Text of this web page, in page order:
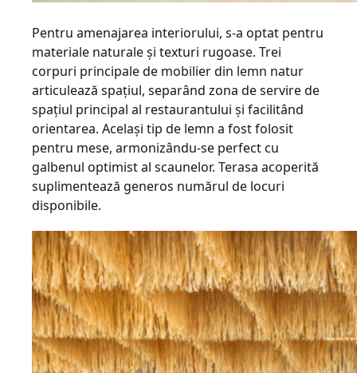
Pentru amenajarea interiorului, s-a optat pentru
materiale naturale și texturi rugoase. Trei
corpuri principale de mobilier din lemn natur
articulează spațiul, separând zona de servire de
spațiul principal al restaurantului și facilitând
orientarea. Același tip de lemn a fost folosit
pentru mese, armonizându-se perfect cu
galbenul optimist al scaunelor. Terasa acoperită
suplimentează generos numărul de locuri
disponibile.